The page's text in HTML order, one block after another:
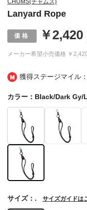
獲得ステージマイル
CHUMS(チャムス)
Lanyard Rope
メーカー希望小売価格 ￥
￥2,420
カラー：Black/Dark Gy/
サイズ：. サイズガイドは